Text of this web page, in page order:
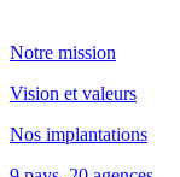
Notre mission
Vision et valeurs
Nos implantations